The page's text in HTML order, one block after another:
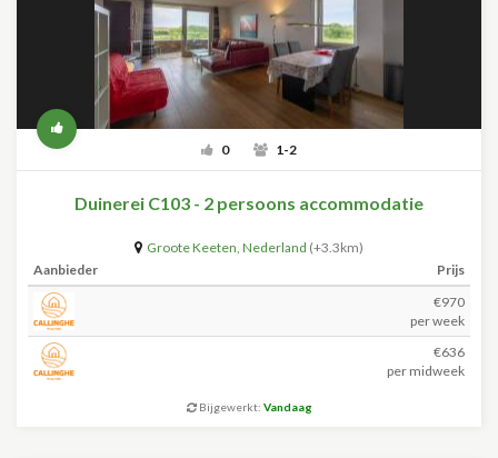
0 1-2
Duinerei C103 - 2 persoons accommodatie
Groote Keeten, Nederland (+3.3km)
Aanbieder
Prijs
€970
per week
€636
per midweek
Bijgewerkt: Vandaag